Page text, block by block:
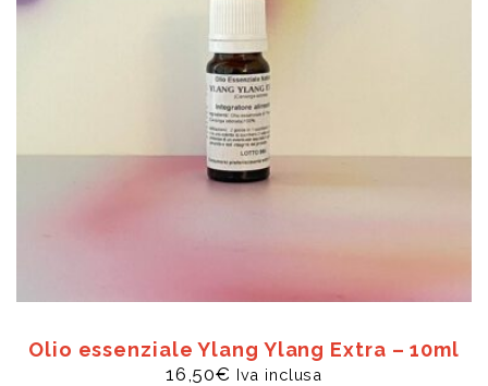
Olio essenziale Ylang Ylang Extra – 10ml
16,50€ Iva inclusa